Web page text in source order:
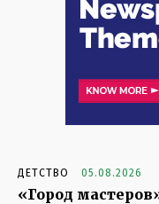
ДЕТСТВО 05.08.2026
«Город